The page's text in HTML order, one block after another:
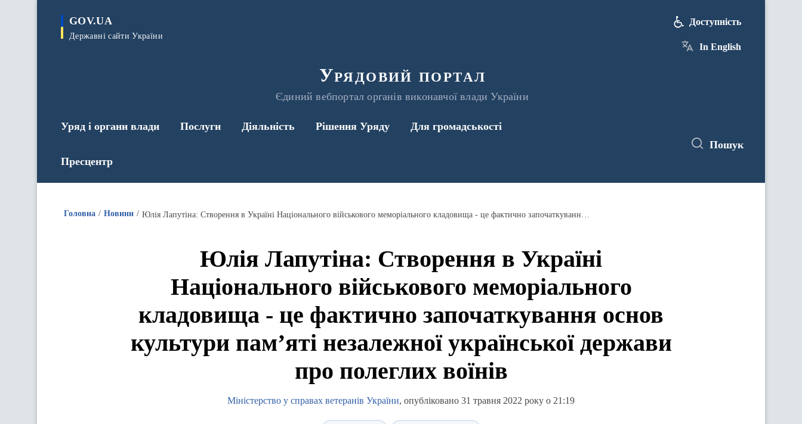
GOV.UA
Державні сайти України
Урядовий портал
Єдиний вебпортал органів виконавчої влади України
Доступність
In English
Уряд і органи влади Послуги Діяльність Рішення Уряду Для громадськості
Пресцентр
Пошук
Головна Новини Юлія Лапутіна: Створення в Україні Національного військового меморіального кладовища - це фактично започаткування основ культури пам’яті незалежної української держави про полеглих воїнів
Юлія Лапутіна: Створення в Україні
Національного військового меморіального
кладовища - це фактично започаткування основ
культури пам’яті незалежної української держави
про полеглих воїнів
Міністерство у справах ветеранів України, опубліковано 31 травня 2022 року о 21:19